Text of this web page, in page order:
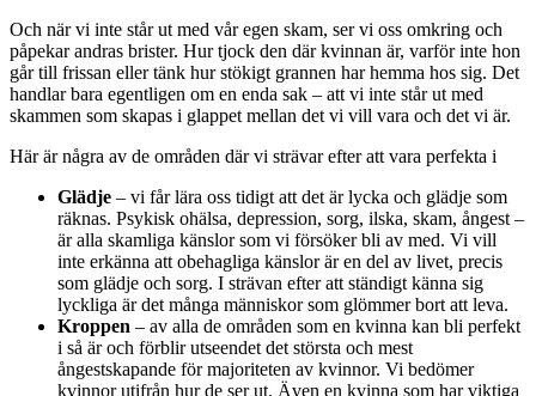
Och när vi inte står ut med vår egen skam, ser vi oss omkring och
påpekar andras brister. Hur tjock den där kvinnan är, varför inte hon
går till frissan eller tänk hur stökigt grannen har hemma hos sig. Det
handlar bara egentligen om en enda sak – att vi inte står ut med
skammen som skapas i glappet mellan det vi vill vara och det vi är.
Här är några av de områden där vi strävar efter att vara perfekta i
Glädje – vi får lära oss tidigt att det är lycka och glädje som
räknas. Psykisk ohälsa, depression, sorg, ilska, skam, ångest –
är alla skamliga känslor som vi försöker bli av med. Vi vill
inte erkänna att obehagliga känslor är en del av livet, precis
som glädje och sorg. I strävan efter att ständigt känna sig
lyckliga är det många människor som glömmer bort att leva.
Kroppen – av alla de områden som en kvinna kan bli perfekt
i så är och förblir utseendet det största och mest
ångestskapande för majoriteten av kvinnor. Vi bedömer
kvinnor utifrån hur de ser ut. Även en kvinna som har viktiga